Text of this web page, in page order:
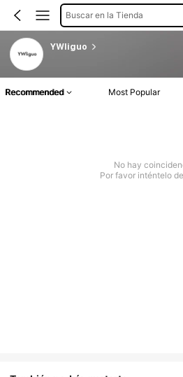
Buscar en la Tienda
YWliguo
Recommended Most Popular
No hay
Por favor inténtelo